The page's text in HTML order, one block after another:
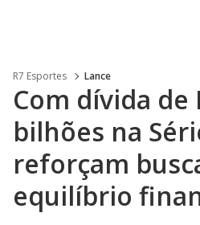
R7 Esportes Lance
Com dívida de
bilhões na
reforçam
equilíbrio